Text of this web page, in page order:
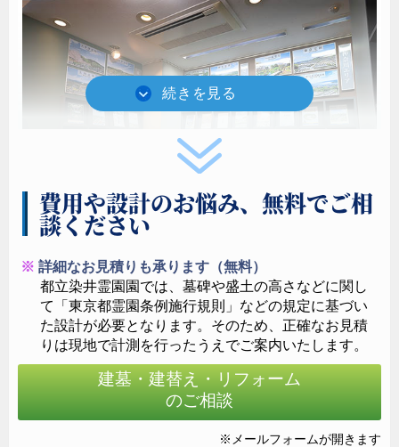
最新技術を用いたレザータッチ加工の落ち着いた質感
は造形の陰影を印象的に表しフォルム本来の持つ魅力
を際立たせます。
デザイン墓石 お問い合わせ
した。東京・多摩 / 埼玉 / 神奈川 / 茨城・千葉の4エリ
アごとにコーナー分けしています。
費用や設計のお悩み、無料でご相
談ください
詳細なお見積りも承ります（無料）
都立染井霊園園では、墓碑や盛土の高さなどに関し
て「東京都霊園条例施行規則」などの規定に基づい
た設計が必要となります。そのため、正確なお見積
りは現地で計測を行ったうえでご案内いたします。
建墓・建替え・リフォーム
のご相談
※メールフォームが開きます